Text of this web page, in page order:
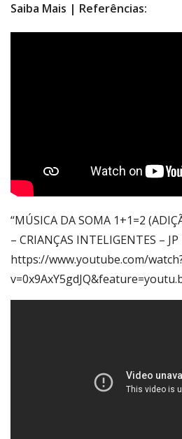
Saiba Mais | Referências:
“MÚSICA DA SOMA 1+1=2
– CRIANÇAS INTELIGENTES – JP
https://www.youtube.com/